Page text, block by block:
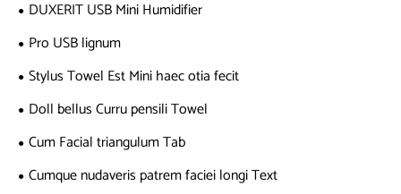
DUXERIT USB Mini Humidifier
Pro USB lignum
Stylus Towel Est Mini haec otia fecit
Doll bellus Curru pensili Towel
Cum Facial triangulum Tab
Cumque nudaveris patrem faciei longi Text